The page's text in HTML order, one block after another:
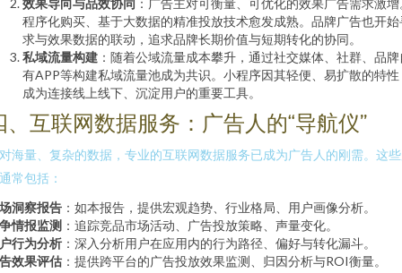
效果导向与品效协同 ：广告主对可衡量、可优化的效果广告需求激
程序化购买、基于大数据的精准投放技术愈发成熟。品牌广告也开始
求与效果数据的联动，追求品牌长期价值与短期转化的协同。
私域流量构建 ：随着公域流量成本攀升，通过社交媒体、社群、品牌
有APP等构建私域流量池成为共识。小程序因其轻便、易扩散的特性
成为连接线上线下、沉淀用户的重要工具。
、互联网数据服务：广告人的“导航仪”
海量、复杂的数据，专业的互联网数据服务已成为广告人的刚需。这
常包括：
洞察报告 ：如本报告，提供宏观趋势、行业格局、用户画像分析。
情报监测 ：追踪竞品市场活动、广告投放策略、声量变化。
行为分析 ：深入分析用户在应用内的行为路径、偏好与转化漏斗。
效果评估 ：提供跨平台的广告投放效果监测、归因分析与ROI衡量。